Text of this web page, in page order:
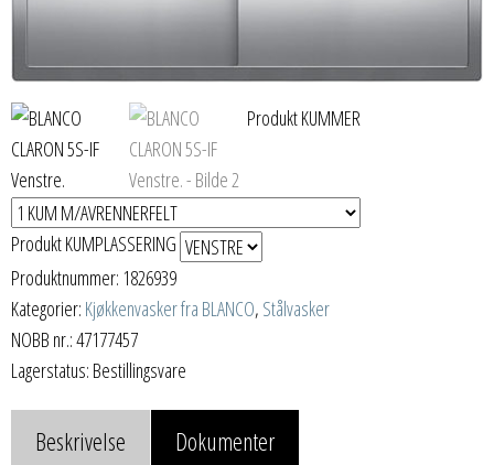
Produkt KUMMER
Produkt KUMPLASSERING
Produktnummer: 1826939
Kategorier: Kjøkkenvasker fra BLANCO, Stålvasker
NOBB nr.: 47177457
Lagerstatus: Bestillingsvare
Beskrivelse Dokumenter